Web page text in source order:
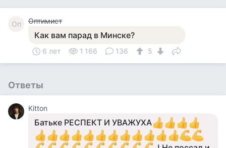
Оп Оптимист
Как вам парад в Минске?
6 лет 1 166 136 5
Ответы
Kitton
Батьке РЕСПЕКТ И УВАЖУХА